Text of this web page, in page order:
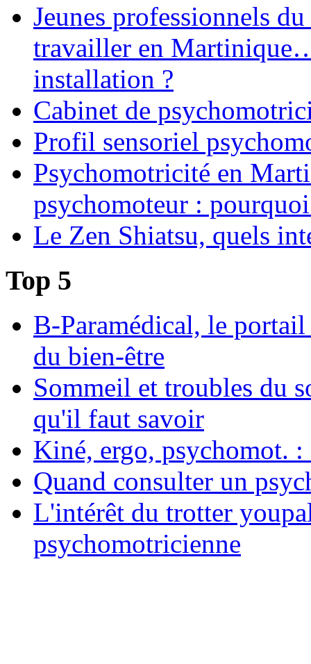
Jeunes professionnels
travailler en
installation ?
Cabinet de
Profil sensoriel
Psychomotricité en
psychomoteur :
Le Zen Shiatsu, quels
Top 5
B-Paramédical, le portail
du bien-être
Sommeil et troubles du
qu'il faut savoir
Kiné, ergo, psychomot. :
Quand consulter un
L'intérêt du trotter
psychomotricienne